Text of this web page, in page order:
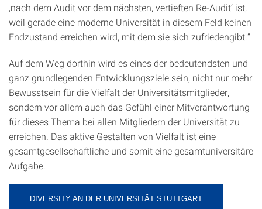
‚nach dem Audit vor dem nächsten, vertieften Re-Audit‘ ist,
weil gerade eine moderne Universität in diesem Feld keinen
Endzustand erreichen wird, mit dem sie sich zufriedengibt.“
Auf dem Weg dorthin wird es eines der bedeutendsten und
ganz grundlegenden Entwicklungsziele sein, nicht nur mehr
Bewusstsein für die Vielfalt der Universitätsmitglieder,
sondern vor allem auch das Gefühl einer Mitverantwortung
für dieses Thema bei allen Mitgliedern der Universität zu
erreichen. Das aktive Gestalten von Vielfalt ist eine
gesamtgesellschaftliche und somit eine gesamtuniversitäre
Aufgabe.
DIVERSITY AN DER UNIVERSITÄT STUTTGART